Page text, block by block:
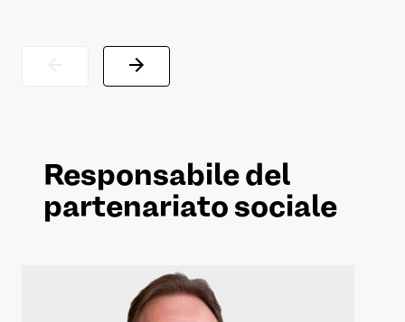
Responsabile del
partenariato sociale